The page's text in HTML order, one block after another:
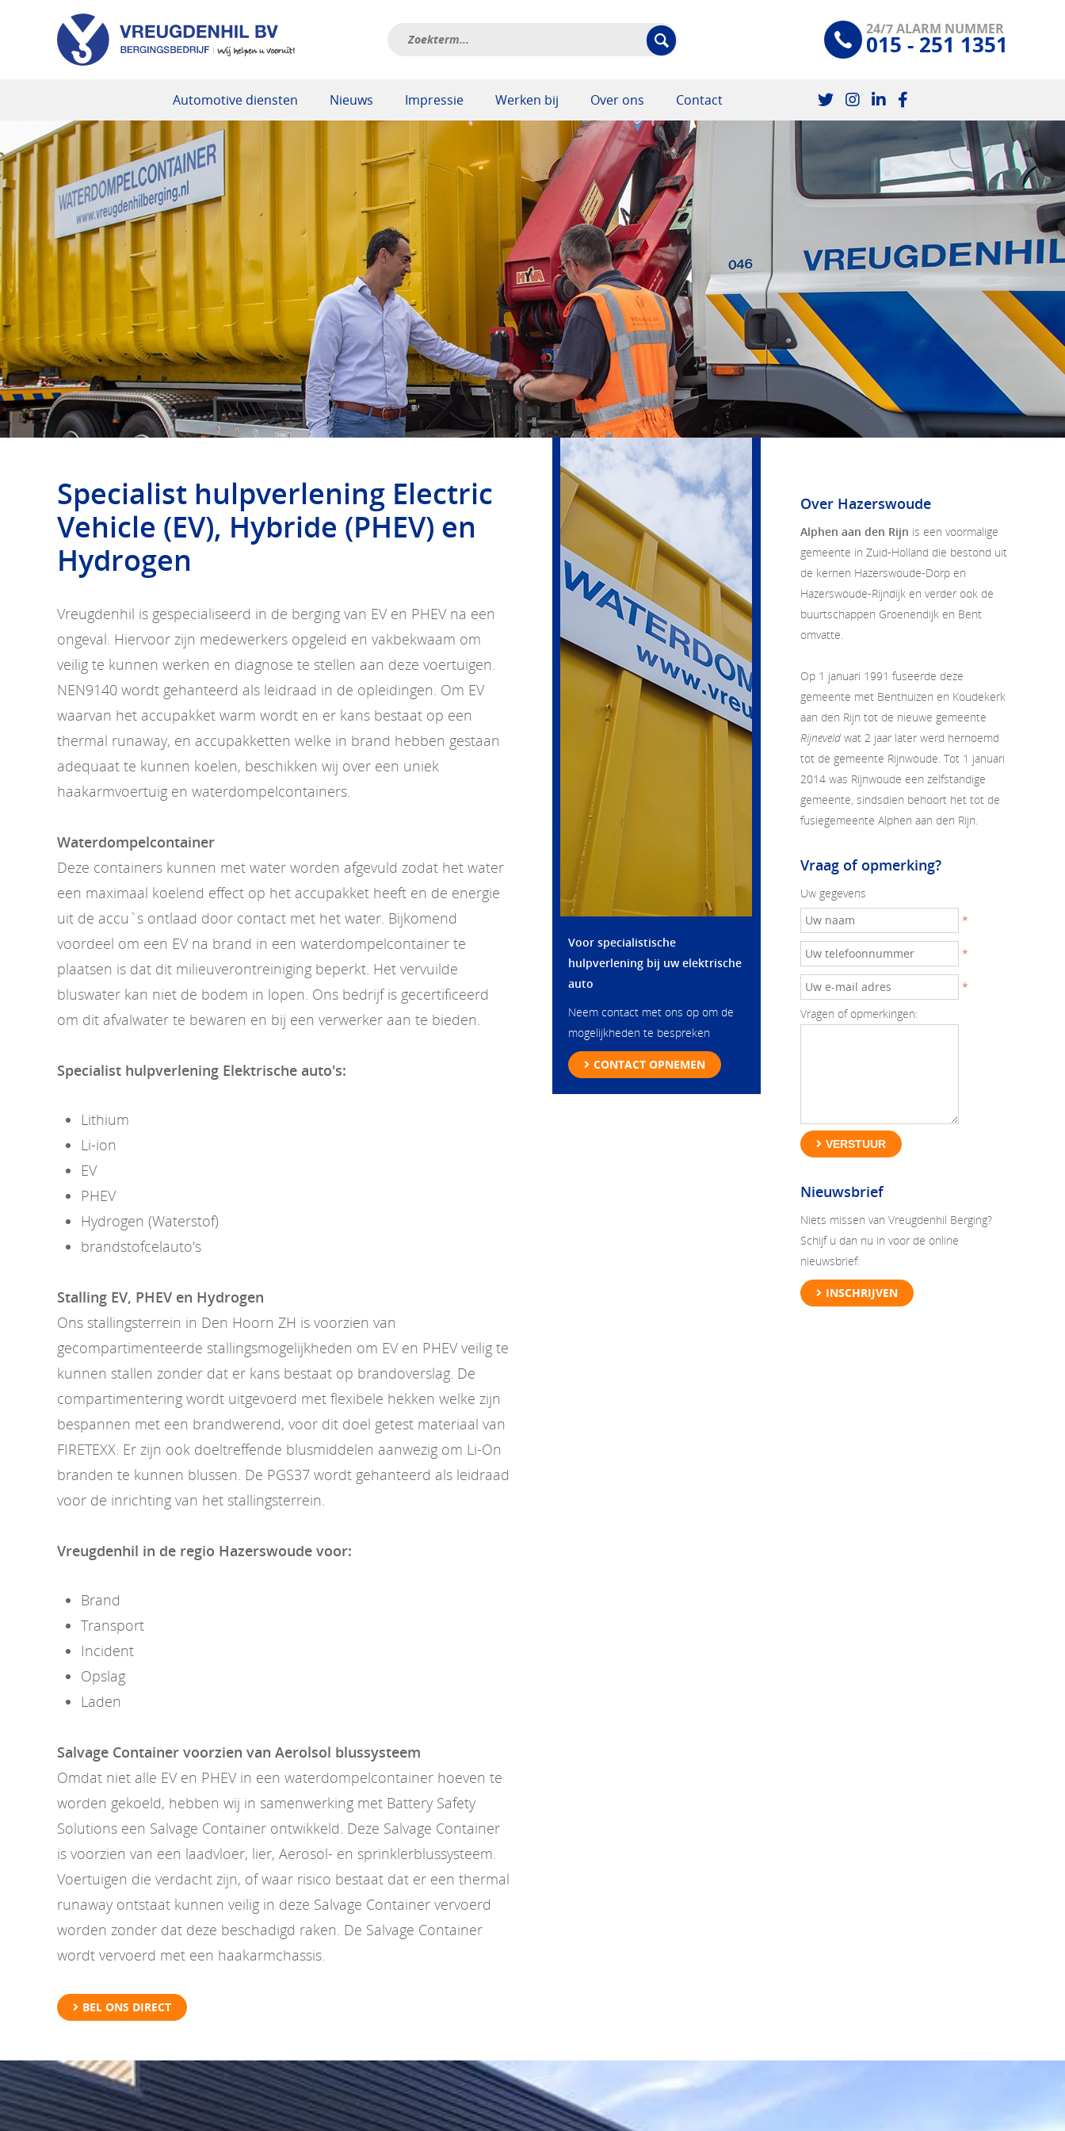
24/7 ALARM NUMMER
015 - 251 1351
Automotive diensten Nieuws Impressie Werken bij Over ons Contact
Specialist hulpverlening Electric
Vehicle (EV), Hybride (PHEV) en
Hydrogen
Vreugdenhil is gespecialiseerd in de berging van EV en PHEV na een
ongeval. Hiervoor zijn medewerkers opgeleid en vakbekwaam om
veilig te kunnen werken en diagnose te stellen aan deze voertuigen.
NEN9140 wordt gehanteerd als leidraad in de opleidingen. Om EV
waarvan het accupakket warm wordt en er kans bestaat op een
thermal runaway, en accupakketten welke in brand hebben gestaan
adequaat te kunnen koelen, beschikken wij over een uniek
haakarmvoertuig en waterdompelcontainers.
Waterdompelcontainer
Deze containers kunnen met water worden afgevuld zodat het water
een maximaal koelend effect op het accupakket heeft en de energie
uit de accu`s ontlaad door contact met het water. Bijkomend
voordeel om een EV na brand in een waterdompelcontainer te
plaatsen is dat dit milieuverontreiniging beperkt. Het vervuilde
bluswater kan niet de bodem in lopen. Ons bedrijf is gecertificeerd
om dit afvalwater te bewaren en bij een verwerker aan te bieden.
Specialist hulpverlening Elektrische auto's:
Lithium
Li-ion
EV
PHEV
Hydrogen (Waterstof)
brandstofcelauto's
Stalling EV, PHEV en Hydrogen
Ons stallingsterrein in Den Hoorn ZH is voorzien van
gecompartimenteerde stallingsmogelijkheden om EV en PHEV veilig te
kunnen stallen zonder dat er kans bestaat op brandoverslag. De
compartimentering wordt uitgevoerd met flexibele hekken welke zijn
bespannen met een brandwerend, voor dit doel getest materiaal van
FIRETEXX. Er zijn ook doeltreffende blusmiddelen aanwezig om Li-On
branden te kunnen blussen. De PGS37 wordt gehanteerd als leidraad
voor de inrichting van het stallingsterrein.
Vreugdenhil in de regio Hazerswoude voor:
Brand
Transport
Incident
Opslag
Laden
Salvage Container voorzien van Aerolsol blussysteem
Omdat niet alle EV en PHEV in een waterdompelcontainer hoeven te
worden gekoeld, hebben wij in samenwerking met Battery Safety
Solutions een Salvage Container ontwikkeld. Deze Salvage Container
is voorzien van een laadvloer, lier, Aerosol- en sprinklerblussysteem.
Voertuigen die verdacht zijn, of waar risico bestaat dat er een thermal
runaway ontstaat kunnen veilig in deze Salvage Container vervoerd
worden zonder dat deze beschadigd raken. De Salvage Container
wordt vervoerd met een haakarmchassis.
BEL ONS DIRECT
Voor specialistische
hulpverlening bij uw elektrische
auto
Neem contact met ons op om de
mogelijkheden te bespreken
CONTACT OPNEMEN
Over Hazerswoude
Alphen aan den Rijn is een voormalige
gemeente in Zuid-Holland die bestond uit
de kernen Hazerswoude-Dorp en
Hazerswoude-Rijndijk en verder ook de
buurtschappen Groenendijk en Bent
omvatte.
Op 1 januari 1991 fuseerde deze
gemeente met Benthuizen en Koudekerk
aan den Rijn tot de nieuwe gemeente
Rijneveldwat 2 jaar later werd hernoemd
tot de gemeente Rijnwoude. Tot 1 januari
2014 was Rijnwoude een zelfstandige
gemeente, sindsdien behoort het tot de
fusiegemeente Alphen aan den Rijn.
Vraag of opmerking?
Uw gegevens
*
*
*
Vragen of opmerkingen:
VERSTUUR
Nieuwsbrief
Niets missen van Vreugdenhil Berging?
Schijf u dan nu in voor de online
nieuwsbrief.
INSCHRIJVEN